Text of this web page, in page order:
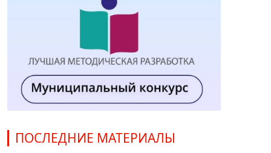
ПОСЛЕДНИЕ МАТЕРИАЛЫ